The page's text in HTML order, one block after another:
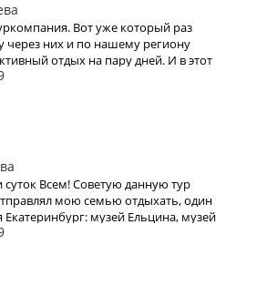
Вот уже который раз
через них и по нашему региону
отдых на пару дней. И в этот
тур через них. Вежливый
коллектив. Быстро и
тур по всем нашим параметрам , в
по реке Белая на 4 дня. Спасибо
кампании. В следующий раз
вашими услугами .
Всем! Советую данную тур
мою семью отдыхать, один
Екатеринбург: музей Ельцина, музей
года, и второй раз решили полететь
Турцию, все понравилось, буду